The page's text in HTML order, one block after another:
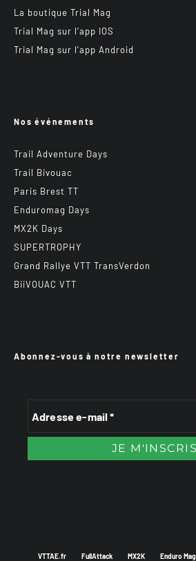
La boutique Trial Mag
Trial Mag sur l’app IOS
Trial Mag sur l’app Android
Nos événements
Trail Adventure Days
Trail Bivouac
Paris Brest TT
Enduromag Days
MX2K Days
SUPERTROPHY
Grand Rallye VTT TransVerdon
BiiVOUAC VTT
Abonnez-vous à notre newsletter
VTTAE.fr FullAttack MX2K Enduro Mag